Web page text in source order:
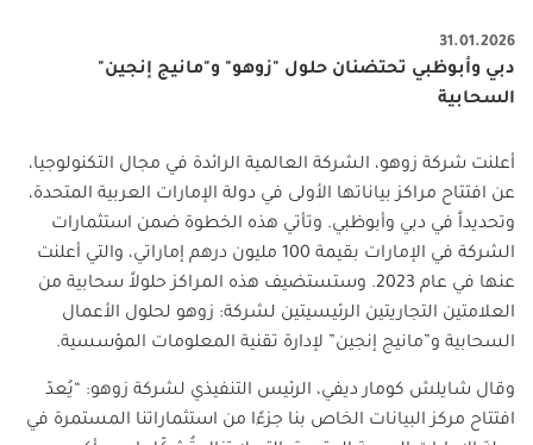
31.01.2026
دبي وأبوظبي تحتضنان حلول "زوهو" و"مانيج إنجين"
السحابية
أعلنت شركة زوهو، الشركة العالمية الرائدة في مجال التكنولوجيا،
عن افتتاح مراكز بياناتها الأولى في دولة الإمارات العربية المتحدة،
وتحديداً في دبي وأبوظبي. وتأتي هذه الخطوة ضمن استثمارات
الشركة في الإمارات بقيمة 100 مليون درهم إماراتي، والتي أعلنت
عنها في عام 2023. وستستضيف هذه المراكز حلولاً سحابية من
العلامتين التجاريتين الرئيسيتين لشركة: زوهو لحلول الأعمال
السحابية و”مانيج إنجين” لإدارة تقنية المعلومات المؤسسية.
وقال شايلش كومار ديفي، الرئيس التنفيذي لشركة زوهو: “يُعدّ
افتتاح مركز البيانات الخاص بنا جزءًا من استثماراتنا المستمرة في